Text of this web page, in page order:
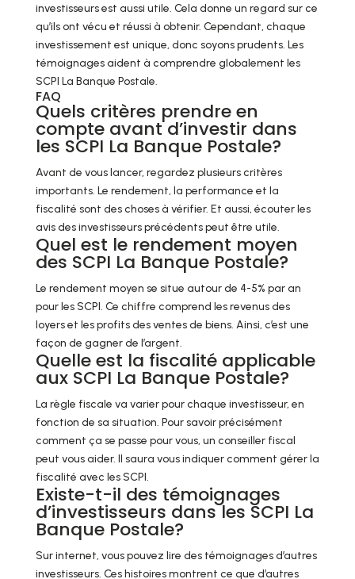
investisseurs est aussi utile. Cela donne un regard sur ce
qu’ils ont vécu et réussi à obtenir. Cependant, chaque
investissement est unique, donc soyons prudents. Les
témoignages aident à comprendre globalement les
SCPI La Banque Postale.
FAQ
Quels critères prendre en
compte avant d’investir dans
les SCPI La Banque Postale?
Avant de vous lancer, regardez plusieurs critères
importants. Le rendement, la performance et la
fiscalité sont des choses à vérifier. Et aussi, écouter les
avis des investisseurs précédents peut être utile.
Quel est le rendement moyen
des SCPI La Banque Postale?
Le rendement moyen se situe autour de 4-5% par an
pour les SCPI. Ce chiffre comprend les revenus des
loyers et les profits des ventes de biens. Ainsi, c’est une
façon de gagner de l’argent.
Quelle est la fiscalité applicable
aux SCPI La Banque Postale?
La règle fiscale va varier pour chaque investisseur, en
fonction de sa situation. Pour savoir précisément
comment ça se passe pour vous, un conseiller fiscal
peut vous aider. Il saura vous indiquer comment gérer la
fiscalité avec les SCPI.
Existe-t-il des témoignages
d’investisseurs dans les SCPI La
Banque Postale?
Sur internet, vous pouvez lire des témoignages d’autres
investisseurs. Ces histoires montrent ce que d’autres